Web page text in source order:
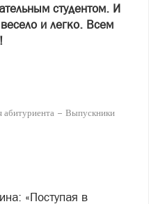
студентом. И
весело и легко. Всем
абитуриента
Выпускники
«Поступая в